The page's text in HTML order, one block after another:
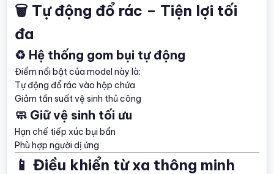
🗑️ Tự động đổ rác – Tiện lợi tối
đa
♻️ Hệ thống gom bụi tự động
Điểm nổi bật của model này là:
Tự động đổ rác vào hộp chứa
Giảm tần suất vệ sinh thủ công
🧼 Giữ vệ sinh tối ưu
Hạn chế tiếp xúc bụi bẩn
Phù hợp người dị ứng
📱 Điều khiển từ xa thông minh